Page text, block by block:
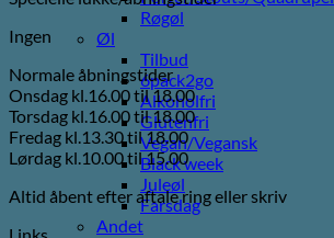
Røgøl
Øl
Tilbud
6pack2go
Alkoholfri
Glutenfri
Vegan/Vegansk
Black week
Juleøl
Farsdag
Andet
Ingen
Normale åbningstider
Onsdag kl.16.00 til 18.00
Torsdag kl.16.00 til 18.00
Fredag kl.13.30 til 18.00
Lørdag kl.10.00 til 15.00
Altid åbent efter aftale ring eller skriv